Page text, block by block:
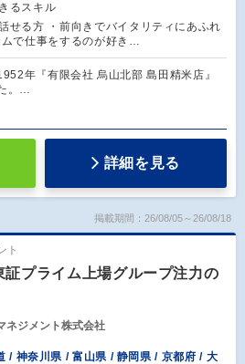
るスキル
せる方 ・前向きでバイタリティにあふれ
で仕事をするのが好き…
年『有限会社 烏山北部 島田精米店』
。…
詳細を見る
掲載期間：26/08/05～26/08/18
ト
証プライム上場グループ注力の
ネジメント株式会社
/ 神奈川県 / 富山県 / 静岡県 / 京都府 / 大